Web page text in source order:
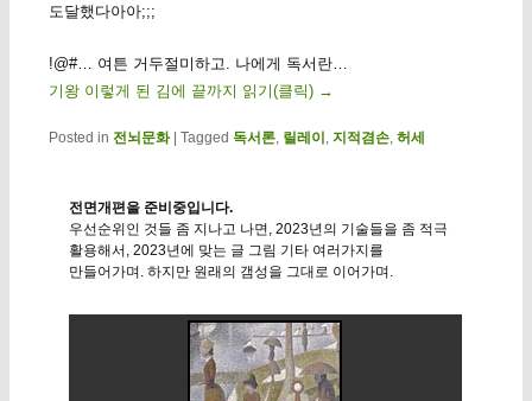
도달했다아아;;;
!@#… 여튼 거두절미하고. 나에게 독서란…
기왕 이렇게 된 김에 끝까지 읽기(클릭) →
Posted in 전뇌문화 Tagged 독서론, 릴레이 , 지적겸손, 허세
전면개편을 준비중입니다.
우선순위인 것들 좀 지나고 나면, 2023년의 기술들을 좀 적극
활용해서, 2023년에 맞는 글 그림 기타 여러가지를
만들어가며. 하지만 원래의 갬성을 그대로 이어가며.